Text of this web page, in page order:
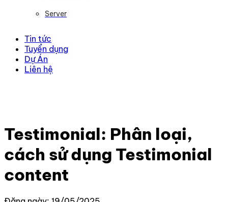
Server
Tin tức
Tuyển dụng
Dự Án
Liên hệ
Testimonial: Phân loại,
cách sử dụng Testimonial
content